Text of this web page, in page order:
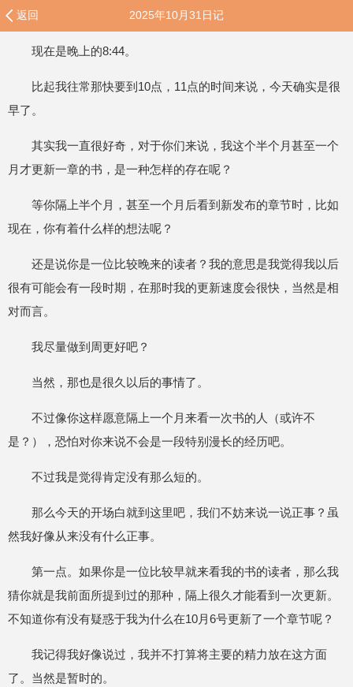
返回 2025年10月31日记
现在是晚上的8:44。
比起我往常那快要到10点，11点的时间来说，今天确实是很
早了。
其实我一直很好奇，对于你们来说，我这个半个月甚至一个
月才更新一章的书，是一种怎样的存在呢？
等你隔上半个月，甚至一个月后看到新发布的章节时，比如
现在，你有着什么样的想法呢？
还是说你是一位比较晚来的读者？我的意思是我觉得我以后
很有可能会有一段时期，在那时我的更新速度会很快，当然是相
对而言。
我尽量做到周更好吧？
当然，那也是很久以后的事情了。
不过像你这样愿意隔上一个月来看一次书的人（或许不
是？），恐怕对你来说不会是一段特别漫长的经历吧。
不过我是觉得肯定没有那么短的。
那么今天的开场白就到这里吧，我们不妨来说一说正事？虽
然我好像从来没有什么正事。
第一点。如果你是一位比较早就来看我的书的读者，那么我
猜你就是我前面所提到过的那种，隔上很久才能看到一次更新。
不知道你有没有疑惑于我为什么在10月6号更新了一个章节呢？
我记得我好像说过，我并不打算将主要的精力放在这方面
了。当然是暂时的。